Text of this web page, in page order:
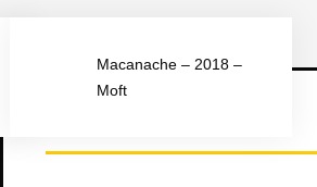
Macanache – 2018 –
Moft